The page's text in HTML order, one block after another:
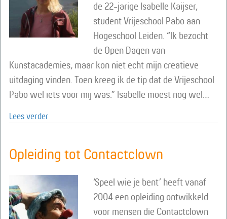
de 22-jarige Isabelle Kaijser,
student Vrijeschool Pabo aan
Hogeschool Leiden. “Ik bezocht
de Open Dagen van
Kunstacademies, maar kon niet echt mijn creatieve
uitdaging vinden. Toen kreeg ik de tip dat de Vrijeschool
Pabo wel iets voor mij was.” Isabelle moest nog wel…
Lees verder
Opleiding tot Contactclown
‘Speel wie je bent’ heeft vanaf
2004 een opleiding ontwikkeld
voor mensen die Contactclown